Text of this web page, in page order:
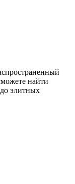
найти
элитных